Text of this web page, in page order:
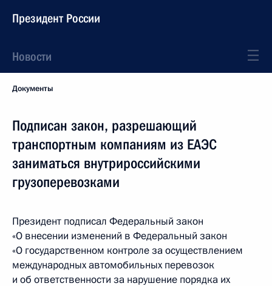
Президент России
Новости
Документы
Подписан закон, разрешающий
транспортным компаниям из ЕАЭС
заниматься внутрироссийскими
грузоперевозками
Президент подписал Федеральный закон
«О внесении изменений в Федеральный закон
«О государственном контроле за осуществлением
международных автомобильных перевозок
и об ответственности за нарушение порядка их